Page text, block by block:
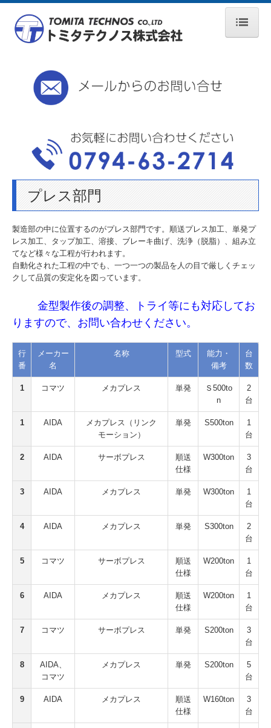
会社案内
経営方針
ISO9001・ISO14001
業務案内
プレス部門
品質管理
CAD／CAM室
運搬車両
お問い合せ
プレス部門
製造部の中に位置するのがプレス部門です。順送プレス加工、単発プ
レス加工、タップ加工、溶接、ブレーキ曲げ、洗浄（脱脂）、組み立
てなど様々な工程が行われます。
自動化された工程の中でも、一つ一つの製品を人の目で厳しくチェッ
クして品質の安定化を図っています。
金型製作後の調整、トライ等にも対応してお
りますので、お問い合わせください。
行
番
メーカー
名
名称 型式
能力・
備考
台
数
1 コマツ メカプレス 単発
Ｓ500to
n
2
台
1 AIDA
メカプレス（リンク
モーション）
単発 S500ton
1
台
2 AIDA サーボプレス
順送
仕様
W300ton
3
台
3 AIDA メカプレス 単発 W300ton
1
台
4 AIDA メカプレス 単発 S300ton
2
台
5 コマツ サーボプレス
順送
仕様
W200ton
1
台
6 AIDA メカプレス
順送
仕様
W200ton
1
台
7 コマツ サーボプレス 単発 S200ton
3
台
8
AIDA、
コマツ
メカプレス 単発 S200ton
5
台
9 AIDA メカプレス
順送
仕様
W160ton
3
台